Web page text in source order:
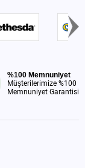
%100 Memnuniyet
Müşterilerimize %100
Memnuniyet Garantisi